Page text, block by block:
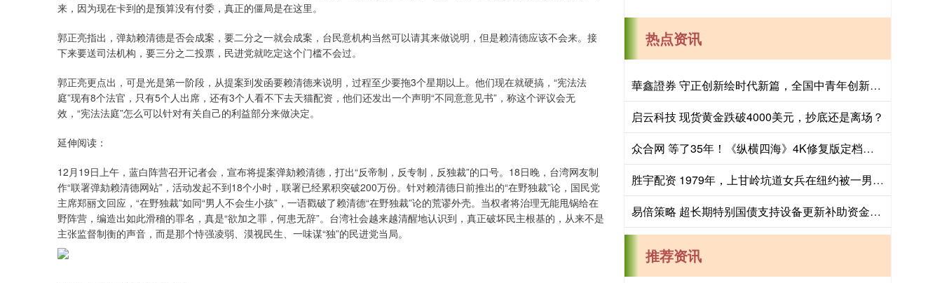
来，因为现在卡到的是预算没有付委，真正的僵局是在这里。
郭正亮指出，弹劾赖清德是否会成案，要二分之一就会成案，台民意机构当然可以请其来做说明，但是赖清德应该不会来。接
下来要送司法机构，要三分之二投票，民进党就吃定这个门槛不会过。
郭正亮更点出，可是光是第一阶段，从提案到发函要赖清德来说明，过程至少要拖3个星期以上。他们现在就硬搞，“宪法法
庭”现有8个法官，只有5个人出席，还有3个人看不下去天猫配资，他们还发出一个声明“不同意意见书”，称这个评议会无
效，“宪法法庭”怎么可以针对有关自己的利益部分来做决定。
延伸阅读：
12月19日上午，蓝白阵营召开记者会，宣布将提案弹劾赖清德，打出“反帝制，反专制，反独裁”的口号。18日晚，台湾网友制
作“联署弹劾赖清德网站”，活动发起不到18个小时，联署已经累积突破200万份。针对赖清德日前推出的“在野独裁”论，国民党
主席郑丽文回应，“在野独裁”如同“男人不会生小孩”，一语戳破了赖清德“在野独裁”论的荒谬外壳。当权者将治理无能甩锅给在
野阵营，编造出如此滑稽的罪名，真是“欲加之罪，何患无辞”。台湾社会越来越清醒地认识到，真正破坏民主根基的，从来不是
主张监督制衡的声音，而是那个恃强凌弱、漠视民生、一味谋“独”的民进党当局。
热点资讯
華鑫證券 守正创新绘时代新篇，全国中青年创新艺术展登陆中国美术馆
启云科技 现货黄金跌破4000美元，抄底还是离场？
众合网 等了35年！《纵横四海》4K修复版定档五一，周润发张国荣钟楚红绝版同框
胜宇配资 1979年，上甘岭坑道女兵在纽约被一男子拦住，“我是你战俘”_詹姆斯_美军_审讯
易倍策略 超长期特别国债支持设备更新补助资金下达完毕
推荐资讯